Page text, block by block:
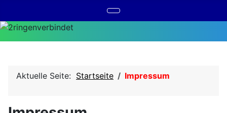
Aktuelle Seite: Startseite Impressum